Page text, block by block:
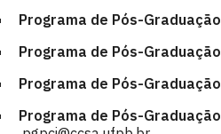
Programa de Pós-
Programa de Pós-
Programa de Pós-
Programa de Pós-